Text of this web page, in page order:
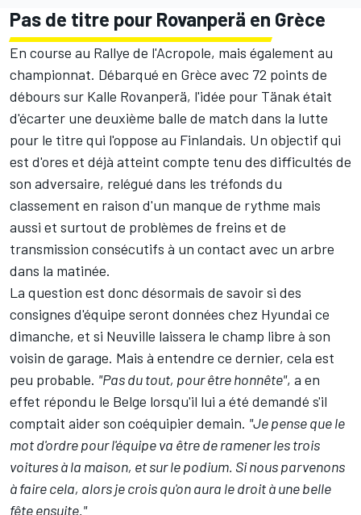
Pas de titre pour Rovanperä en Grèce
En course au Rallye de l'Acropole, mais également au
championnat. Débarqué en Grèce avec 72 points de
débours sur Kalle Rovanperä, l'idée pour Tänak était
d'écarter une deuxième balle de match dans la lutte
pour le titre qui l'oppose au Finlandais. Un objectif qui
est d'ores et déjà atteint compte tenu des difficultés de
son adversaire, relégué dans les tréfonds du
classement en raison d'un manque de rythme mais
aussi et surtout de problèmes de freins et de
transmission consécutifs à un contact avec un arbre
dans la matinée.
La question est donc désormais de savoir si des
consignes d'équipe seront données chez Hyundai ce
dimanche, et si Neuville laissera le champ libre à son
voisin de garage. Mais à entendre ce dernier, cela est
peu probable. "Pas du tout, pour être honnête", a en
effet répondu le Belge lorsqu'il lui a été demandé s'il
comptait aider son coéquipier demain. "Je pense que le
mot d'ordre pour l'équipe va être de ramener les trois
voitures à la maison, et sur le podium. Si nous parvenons
à faire cela, alors je crois qu'on aura le droit à une belle
fête ensuite."